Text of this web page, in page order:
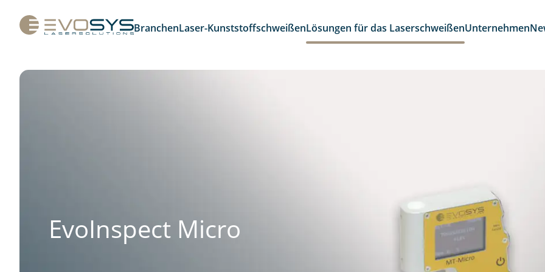
BranchenLaser-KunststoffschweißenLösungen für das LaserschweißenUnternehmen
EvoInspect Micro